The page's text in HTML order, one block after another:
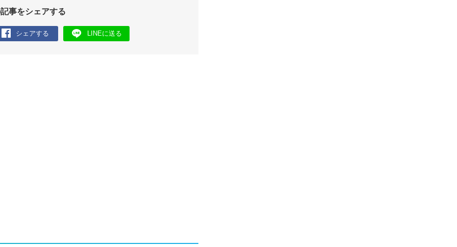
事をシェアする
シェアする LINEに送る